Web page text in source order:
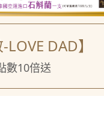
DAD】
倍送